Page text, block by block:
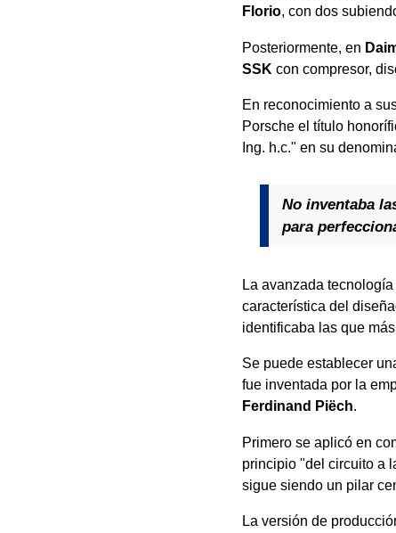
Florio, con dos
Posteriormente, en
SSK con compresor,
En reconocimiento a
Porsche el título
Ing. h.c." en su
No inventaba
para
La avanzada
característica del
identificaba las que
Se puede establecer
fue inventada por la
Ferdinand Piëch.
Primero se aplicó en
principio "del circuito a
sigue siendo un pilar
La versión de